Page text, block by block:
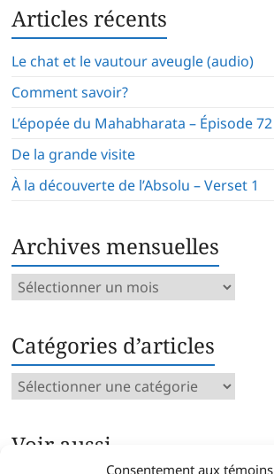
Consentement aux témoins
Articles récents
Le chat et le vautour aveugle (audio)
Comment savoir?
L’épopée du Mahabharata – Épisode 72
De la grande visite
À la découverte de l’Absolu – Verset 1
Archives mensuelles
Archives
Catégories d’articles
Catégories
Voir aussi…